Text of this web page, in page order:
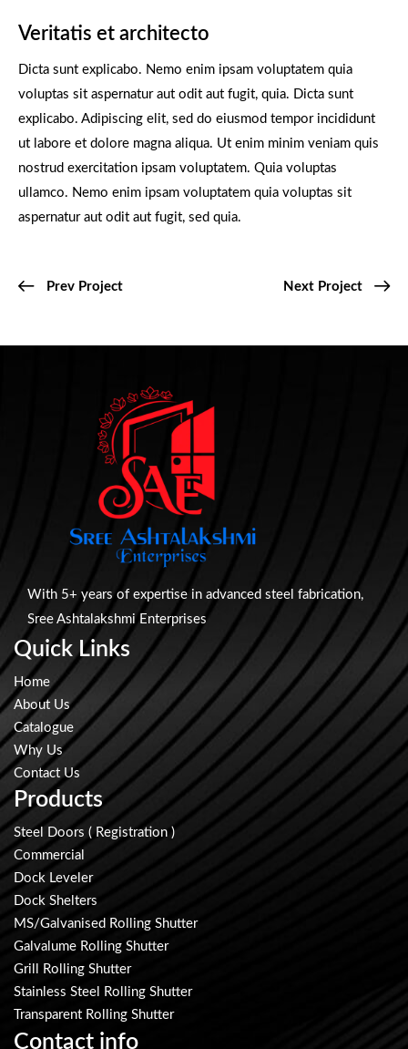
Veritatis et architecto
Dicta sunt explicabo. Nemo enim ipsam voluptatem quia
voluptas sit aspernatur aut odit aut fugit, quia. Dicta sunt
explicabo. Adipiscing elit, sed do eiusmod tempor incididunt
ut labore et dolore magna aliqua. Ut enim minim veniam quis
nostrud exercitation ipsam voluptatem. Quia voluptas
ullamco. Nemo enim ipsam voluptatem quia voluptas sit
aspernatur aut odit aut fugit, sed quia.
Prev Project Next Project
With 5+ years of expertise in advanced steel fabrication,
Sree Ashtalakshmi Enterprises
Quick Links
Home
About Us
Catalogue
Why Us
Contact Us
Products
Steel Doors ( Registration )
Commercial
Dock Leveler
Dock Shelters
MS/Galvanised Rolling Shutter
Galvalume Rolling Shutter
Grill Rolling Shutter
Stainless Steel Rolling Shutter
Transparent Rolling Shutter
Contact info